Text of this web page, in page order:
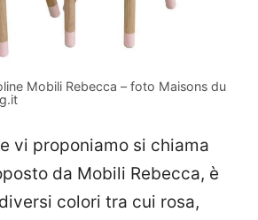
Mobili Rebecca – foto Maisons du
vi proponiamo si chiama
da Mobili Rebecca, è
colori tra cui rosa,